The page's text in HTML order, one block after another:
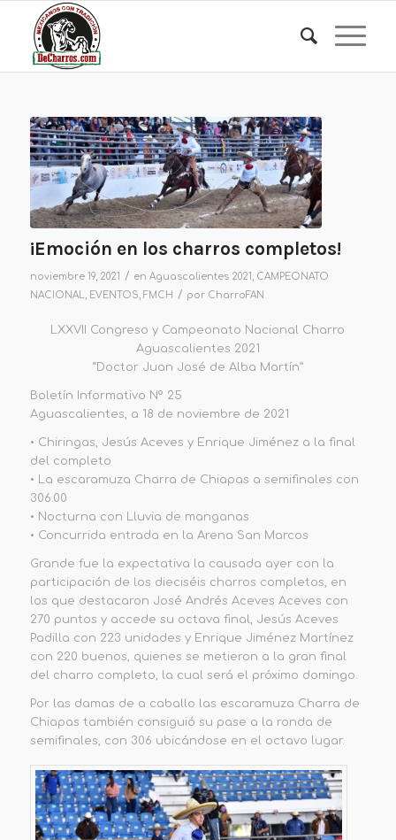
¡Emoción en los charros completos!
noviembre 19, 2021 / en Aguascalientes 2021
CAMPEONATO
NACIONAL
EVENTOS FMCH / por CharroFAN
LXXVII Congreso y Campeonato Nacional Charro
Aguascalientes 2021
“Doctor Juan José de Alba Martín”
Boletín Informativo Nº 25
Aguascalientes, a 18 de noviembre de 2021
• Chiringas, Jesús Aceves y Enrique Jiménez a la final
del completo
• La escaramuza Charra de Chiapas a semifinales con
306.00
• Nocturna con Lluvia de manganas
• Concurrida entrada en la Arena San Marcos
Grande fue la expectativa la causada ayer con la
participación de los dieciséis charros completos, en
los que destacaron José Andrés Aceves Aceves con
270 puntos y accede su octava final, Jesús Aceves
Padilla con 223 unidades y Enrique Jiménez Martínez
con 220 buenos, quienes se metieron a la gran final
del charro completo, la cual será el próximo domingo.
Por las damas de a caballo las escaramuza Charra de
Chiapas también consiguió su pase a la ronda de
semifinales, con 306 ubicándose en el octavo lugar.